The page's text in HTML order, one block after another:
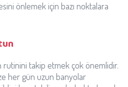
önlemek için bazı noktalara
rutinini takip etmek çok önemlidir.
her gün uzun banyolar